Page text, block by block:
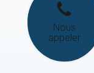
Nous
appeler